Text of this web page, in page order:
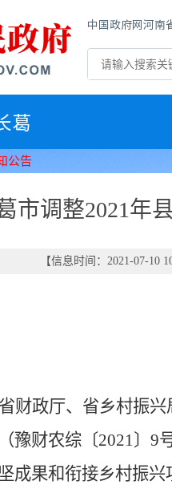
中国政府网河南
葛
公告
市调整2021年
【信息时间：2021-07-10
财政厅、省乡村振
豫财农综 〔2021〕 9
成果和衔接乡村振兴